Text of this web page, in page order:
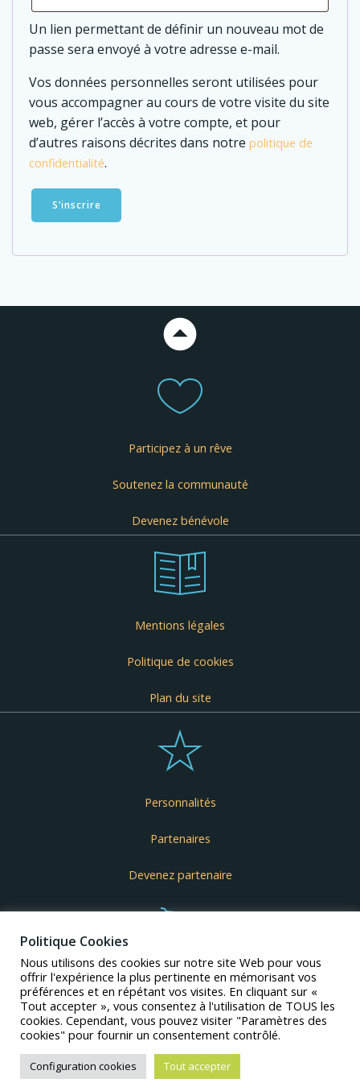
Un lien permettant de définir un nouveau mot de
passe sera envoyé à votre adresse e-mail.
Vos données personnelles seront utilisées pour
vous accompagner au cours de votre visite du site
web, gérer l’accès à votre compte, et pour
d’autres raisons décrites dans notre politique de
confidentialité.
S’inscrire
Participez à un rêve
Soutenez la communauté
Devenez bénévole
Mentions légales
Politique de cookies
Plan du site
Personnalités
Partenaires
Devenez partenaire
Goodies
Politique Cookies
Nous utilisons des cookies sur notre site Web pour vous
offrir l'expérience la plus pertinente en mémorisant vos
préférences et en répétant vos visites. En cliquant sur «
Tout accepter », vous consentez à l'utilisation de TOUS les
cookies. Cependant, vous pouvez visiter "Paramètres des
cookies" pour fournir un consentement contrôlé.
Configuration cookies Tout accepter